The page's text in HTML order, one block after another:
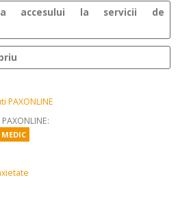
accesului la servicii de
PAXONLINE